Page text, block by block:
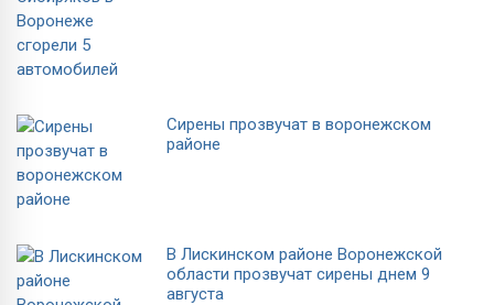
Сирены прозвучат в воронежском
районе
В Лискинском районе Воронежской
области прозвучат сирены днем 9
августа